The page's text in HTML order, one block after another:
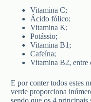
Vitamina C;
Ácido fólico;
Vitamina K;
Potássio;
Vitamina B1;
Cafeína;
Vitamina B2, entre
E por conter todos estes
verde proporciona
sendo que os 4 principais